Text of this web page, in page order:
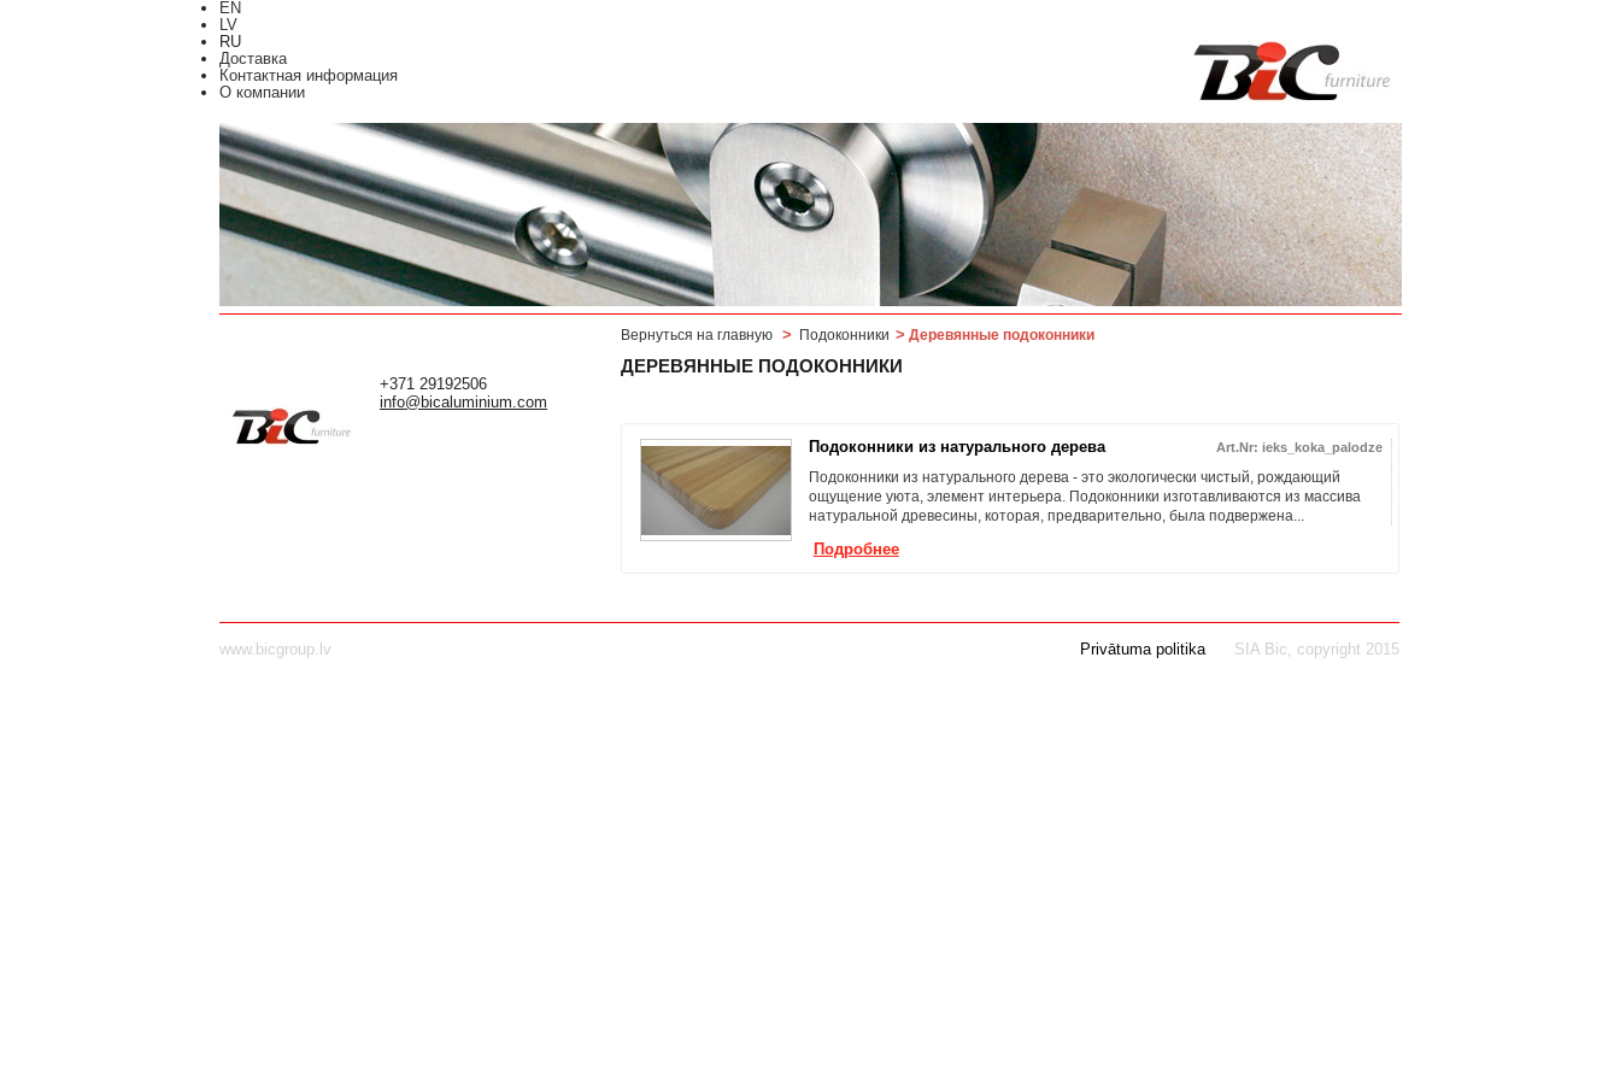
EN
LV
RU
Доставка
Контактная информация
О компании
+371 29192506
info@bicaluminium.com
Вернуться на главную > Подоконники > Деревянные подоконники
ДЕРЕВЯННЫЕ ПОДОКОННИКИ
Подоконники из натурального дерева Art.Nr: ieks_koka_palodze
Подоконники из натурального дерева - это экологически чистый, рождающий
ощущение уюта, элемент интерьера. Подоконники изготавливаются из массива
натуральной древесины, которая, предварительно, была подвержена...
Подробнее
www.bicgroup.lv Privātuma politika SIA Bic, copyright 2015